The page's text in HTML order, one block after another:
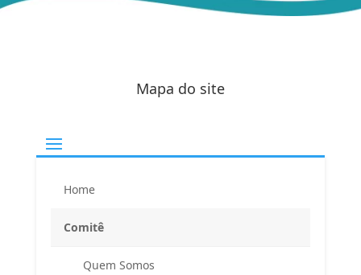
Mapa do site
Home
Comitê
Quem Somos